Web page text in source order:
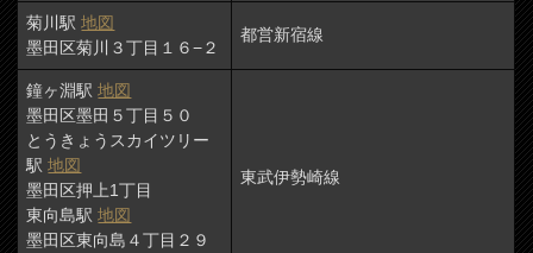
菊川駅地図
墨田区菊川３丁目１６−２
都営新宿線
鐘ヶ淵駅地図
墨田区墨田５丁目５０
とうきょうスカイツリー
駅地図
墨田区押上1丁目
東向島駅地図
墨田区東向島４丁目２９
東武伊勢崎線